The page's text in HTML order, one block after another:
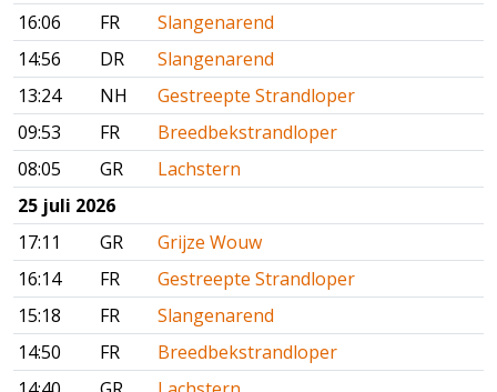
16:06
FR
Slangenarend
14:56
DR
Slangenarend
13:24
NH
Gestreepte Strandloper
09:53
FR
Breedbekstrandloper
08:05
GR
Lachstern
25 juli 2026
17:11
GR
Grijze Wouw
16:14
FR
Gestreepte Strandloper
15:18
FR
Slangenarend
14:50
FR
Breedbekstrandloper